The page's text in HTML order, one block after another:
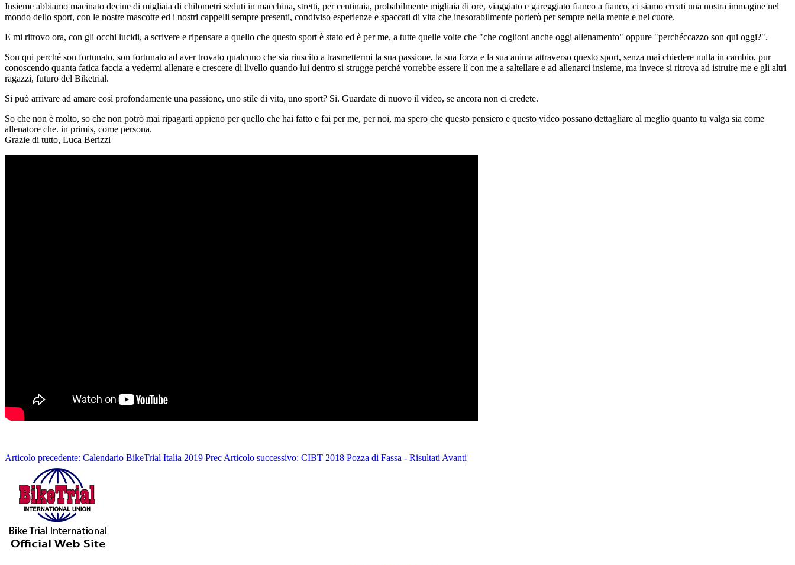
Insieme abbiamo macinato decine di migliaia di chilometri seduti in macchina, stretti, per centinaia, probabilmente migliaia di ore, viaggiato e gareggiato fianco a fianco, ci siamo creati una nostra immagine nel
mondo dello sport, con le nostre mascotte ed i nostri cappelli sempre presenti, condiviso esperienze e spaccati di vita che inesorabilmente porterò per sempre nella mente e nel cuore.
E mi ritrovo ora, con gli occhi lucidi, a scrivere e ripensare a quello che questo sport è stato ed è per me, a tutte quelle volte che "che coglioni anche oggi allenamento" oppure "perchéccazzo son qui oggi?".
Son qui perché son fortunato, son fortunato ad aver trovato qualcuno che sia riuscito a trasmettermi la sua passione, la sua forza e la sua anima attraverso questo sport, senza mai chiedere nulla in cambio, pur
conoscendo quanta fatica faccia a vedermi allenare e crescere di livello quando lui dentro si strugge perché vorrebbe essere lì con me a saltellare e ad allenarci insieme, ma invece si ritrova ad istruire me e gli altri
ragazzi, futuro del Biketrial.
Si può arrivare ad amare così profondamente una passione, uno stile di vita, uno sport? Si. Guardate di nuovo il video, se ancora non ci credete.
So che non è molto, so che non potrò mai ripagarti appieno per quello che hai fatto e fai per me, per noi, ma spero che questo pensiero e questo video possano dettagliare al meglio quanto tu valga sia come
allenatore che. in primis, come persona.
Grazie di tutto, Luca Berizzi
Articolo precedente: Calendario BikeTrial Italia 2019 Prec Articolo successivo: CIBT 2018 Pozza di Fassa - Risultati Avanti